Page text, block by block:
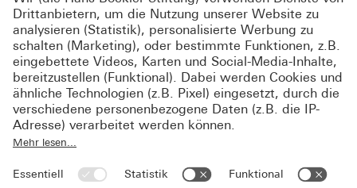
SCHÖN, DASS DU HIER BIST!
MELDE DICH KOSTENLOS AN UND
ABONNIERE UNSEREN
NEWSLETTER